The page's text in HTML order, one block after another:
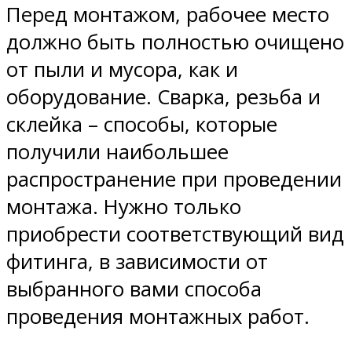
Перед монтажом, рабочее место
должно быть полностью очищено
от пыли и мусора, как и
оборудование. Сварка, резьба и
склейка – способы, которые
получили наибольшее
распространение при проведении
монтажа. Нужно только
приобрести соответствующий вид
фитинга, в зависимости от
выбранного вами способа
проведения монтажных работ.